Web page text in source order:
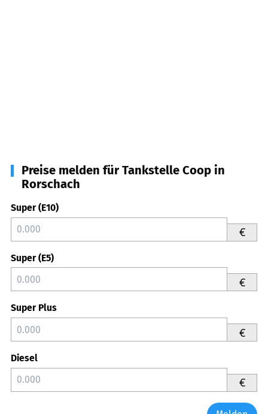
Preise melden für Tankstelle Coop in
Rorschach
Super (E10)
€
Super (E5)
€
Super Plus
€
Diesel
€